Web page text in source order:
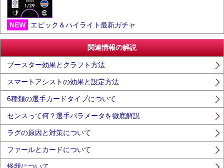
NEW エピック＆ハイライト最新ガチャ
関連情報の解説
ブースター効果とクラフト方法
スマートアシストの効果と設定方法
6種類の選手カードタイプについて
センスって何？選手パラメータを徹底解説
ラグの原因と対策について
ファールとカードについて